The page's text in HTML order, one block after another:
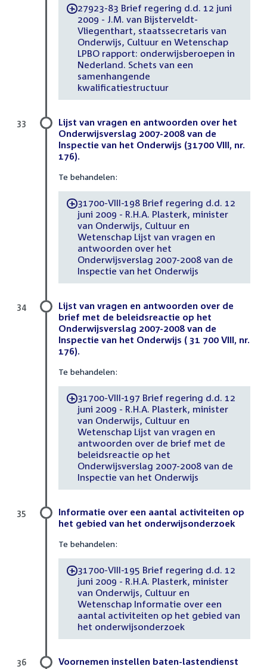
-27923-83 Brief regering d.d. 12 juni
2009 - J.M. van Bijsterveldt-
Vliegenthart, staatssecretaris van
Onderwijs, Cultuur en Wetenschap
LPBO rapport: onderwijsberoepen in
Nederland. Schets van een
samenhangende
kwalificatiestructuur
Lijst van vragen en antwoorden over het
Onderwijsverslag 2007-2008 van de
Inspectie van het Onderwijs (31700 VIII, nr.
176).
Te behandelen:
-31700-VIII-198 Brief regering d.d. 12
juni 2009 - R.H.A. Plasterk, minister
van Onderwijs, Cultuur en
Wetenschap Lijst van vragen en
antwoorden over het
Onderwijsverslag 2007-2008 van de
Inspectie van het Onderwijs
33
Lijst van vragen en antwoorden over de
brief met de beleidsreactie op het
Onderwijsverslag 2007-2008 van de
Inspectie van het Onderwijs ( 31 700 VIII, nr.
176).
Te behandelen:
-31700-VIII-197 Brief regering d.d. 12
juni 2009 - R.H.A. Plasterk, minister
van Onderwijs, Cultuur en
Wetenschap Lijst van vragen en
antwoorden over de brief met de
beleidsreactie op het
Onderwijsverslag 2007-2008 van de
Inspectie van het Onderwijs
34
Informatie over een aantal activiteiten op
het gebied van het onderwijsonderzoek
Te behandelen:
-31700-VIII-195 Brief regering d.d. 12
juni 2009 - R.H.A. Plasterk, minister
van Onderwijs, Cultuur en
Wetenschap Informatie over een
aantal activiteiten op het gebied van
het onderwijsonderzoek
35
Voornemen instellen baten-lastendienst
36